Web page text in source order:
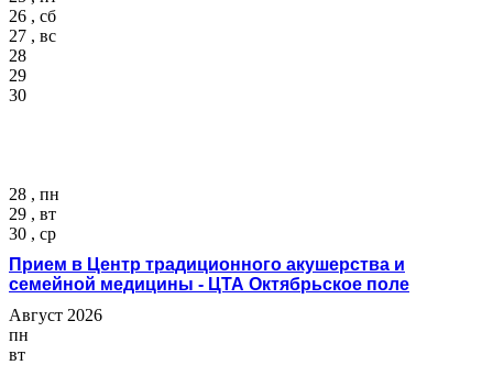
26 , сб
27 , вс
28
29
30
28 , пн
29 , вт
30 , ср
Прием в Центр традиционного акушерства и
семейной медицины - ЦТА Октябрьское поле
Август 2026
пн
вт